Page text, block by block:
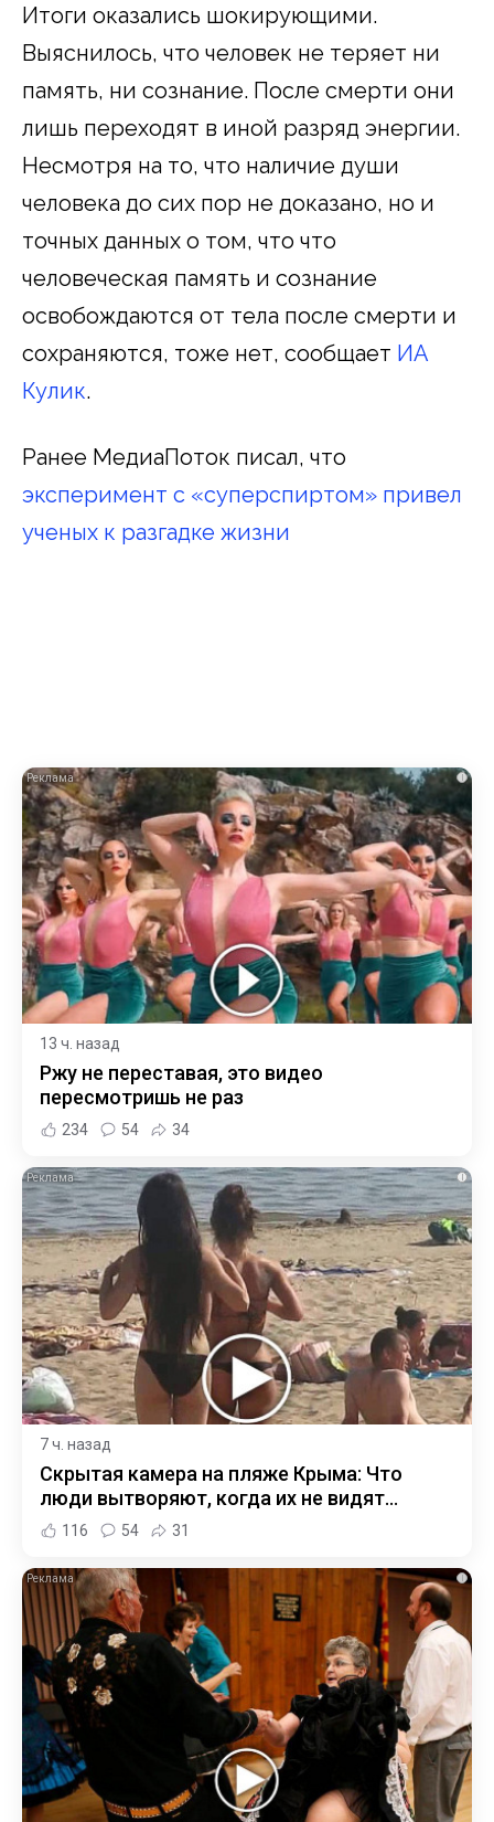
Итоги оказались шокирующими.
Выяснилось, что человек не теряет ни
память, ни сознание. После смерти они
лишь переходят в иной разряд энергии.
Несмотря на то, что наличие души
человека до сих пор не доказано, но и
точных данных о том, что что
человеческая память и сознание
освобождаются от тела после смерти и
сохраняются, тоже нет, сообщает ИА
Кулик.
Ранее МедиаПоток писал, что
эксперимент с «суперспиртом» привел
ученых к разгадке жизни
i
13 ч. назад
Ржу не переставая, это видео
пересмотришь не раз
234 54 34
i
7 ч. назад
Скрытая камера на пляже Крыма: Что
люди вытворяют, когда их не видят...
116 54 31
i